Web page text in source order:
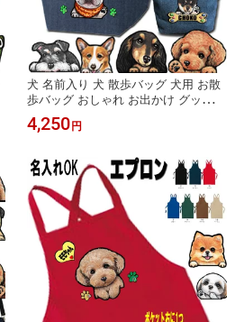
犬 名前入り 犬 散歩バッグ 犬用 お散
歩バッグ おしゃれ お出かけ グッズ
雑貨 名入れ 誕生日プレゼント 散歩バ
ッグ シーズー トイプードル チワワ
スフンド パグ フレンチブルドッグ 専
門店 小さめ お散歩グッズ 父の日
4,250円